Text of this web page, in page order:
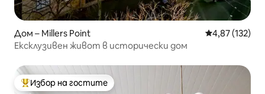
Дом – Millers Point Средна
4,87 (132)
Ексклузивен живот в исторически дом
Най-популярен избор на гостите
Избор на гостите